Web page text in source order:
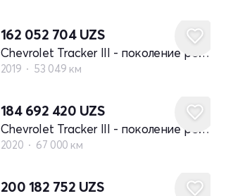
162 052 704 UZS
Chevrolet Tracker III - поколение рестайлинг
2019 53 049 км
184 692 420 UZS
Chevrolet Tracker III - поколение рестайлинг
2020 67 000 км
200 182 752 UZS